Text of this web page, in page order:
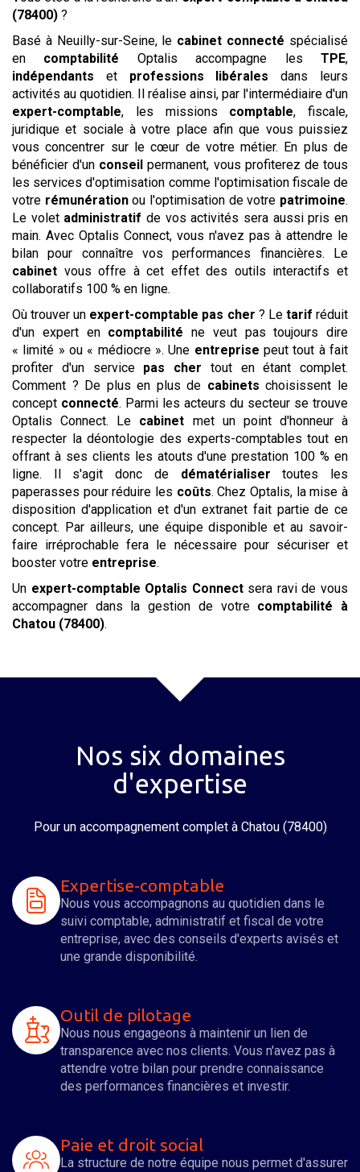
(78400) ?
Basé à Neuilly-sur-Seine, le cabinet connecté spécialisé
en comptabilité Optalis accompagne lesTPE,
indépendants et professions libérales dans leurs
activités au quotidien. Il réalise ainsi, par l'intermédiaire d'un
expert-comptable, les missions comptable, fiscale,
juridique et sociale à votre place afin que vous puissiez
vous concentrer sur le cœur de votre métier. En plus de
bénéficier d'un conseil permanent, vous profiterez de tous
les services d'optimisation comme l'optimisation fiscale de
votre rémunérationou l'optimisation de votre patrimoine.
Le volet administratif de vos activités sera aussi pris en
main. Avec Optalis Connect, vous n'avez pas à attendre le
bilan pour connaître vos performances financières. Le
cabinet vous offre à cet effet des outils interactifs et
collaboratifs 100 % en ligne.
Où trouver un expert-comptable pas cher ? Le tarif réduit
d'un expert en comptabilité ne veut pas toujours dire
« limité » ou « médiocre ». Une entreprise peut tout à fait
profiter d'un service pas cher tout en étant complet.
Comment ? De plus en plus de cabinets choisissent le
concept connecté. Parmi les acteurs du secteur se trouve
Optalis Connect. Le cabinet met un point d'honneur à
respecter la déontologie des experts-comptables tout en
offrant à ses clients les atouts d'une prestation 100 % en
ligne. Il s'agit donc de dématérialiser toutes les
paperasses pour réduire les coûts. Chez Optalis, la mise à
disposition d'application et d'un extranet fait partie de ce
concept. Par ailleurs, une équipe disponible et au savoir-
faire irréprochable fera le nécessaire pour sécuriser et
booster votre entreprise.
Un expert-comptable Optalis Connectsera ravi de vous
accompagner dans la gestion de votre comptabilité à
Chatou (78400).
Nos six domaines
d'expertise
Pour un accompagnement complet à Chatou (78400)
Expertise-comptable
Nous vous accompagnons au quotidien dans le
suivi comptable, administratif et fiscal de votre
entreprise, avec des conseils d'experts avisés et
une grande disponibilité.
Outil de pilotage
Nous nous engageons à maintenir un lien de
transparence avec nos clients. Vous n'avez pas à
attendre votre bilan pour prendre connaissance
des performances financières et investir.
Paie et droit social
La structure de notre équipe nous permet d'assurer